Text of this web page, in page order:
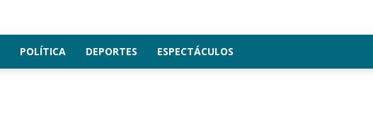
POLÍTICA DEPORTES ESPECTÁCULOS